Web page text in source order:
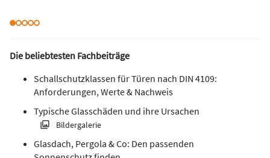
Die beliebtesten Fachbeiträge
Schallschutzklassen für Türen nach DIN 4109:
Anforderungen, Werte & Nachweis
Typische Glasschäden und ihre Ursachen
Bildergalerie
Glasdach, Pergola & Co: Den passenden